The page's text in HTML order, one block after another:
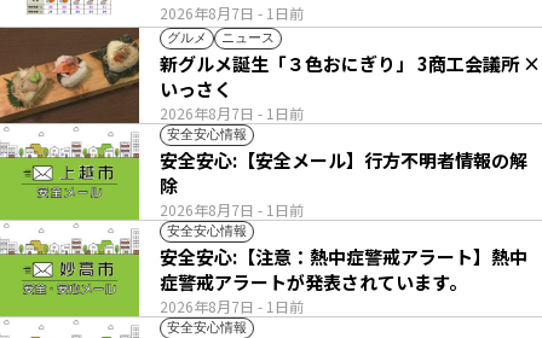
2026年8月7日 - 1日前
グルメ ニュース
2026年8月7日 - 1日前
新グルメ誕生「３色おにぎり」 3商工会議所 ×
いっさく
安全安心情報
2026年8月7日 - 1日前
安全安心:【安全メール】行方不明者情報の解
除
安全安心情報
2026年8月7日 - 1日前
安全安心:【注意：熱中症警戒アラート】熱中
症警戒アラートが発表されています。
安全安心情報